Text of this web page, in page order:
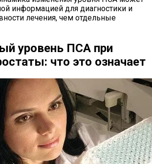
информацией для диагностики и
лечения, чем отдельные
уровень ПСА при
что это означает